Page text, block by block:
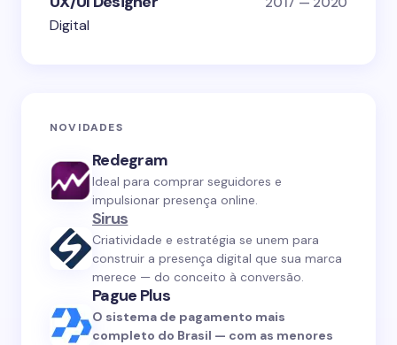
Digital
NOVIDADES
Redegram
Ideal para comprar seguidores e
impulsionar presença online.
Sirus
Criatividade e estratégia se unem para
construir a presença digital que sua marca
merece — do conceito à conversão.
Pague Plus
O sistema de pagamento mais
completo do Brasil — com as menores